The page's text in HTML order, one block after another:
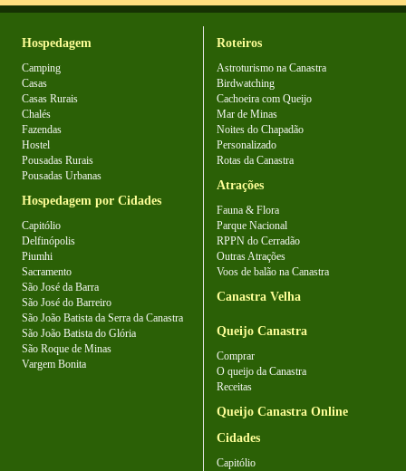
Hospedagem
Camping
Casas
Casas Rurais
Chalés
Fazendas
Hostel
Pousadas Rurais
Pousadas Urbanas
Hospedagem por Cidades
Capitólio
Delfinópolis
Piumhi
Sacramento
São José da Barra
São José do Barreiro
São João Batista da Serra da Canastra
São João Batista do Glória
São Roque de Minas
Vargem Bonita
Roteiros
Astroturismo na Canastra
Birdwatching
Cachoeira com Queijo
Mar de Minas
Noites do Chapadão
Personalizado
Rotas da Canastra
Atrações
Fauna & Flora
Parque Nacional
RPPN do Cerradão
Outras Atrações
Voos de balão na Canastra
Canastra Velha
Queijo Canastra
Comprar
O queijo da Canastra
Receitas
Queijo Canastra Online
Cidades
Capitólio